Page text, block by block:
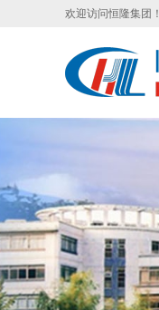
欢迎访问恒隆集团！